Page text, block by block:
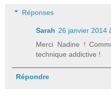
Réponses
Sarah 26 janvier 2014
Merci Nadine !
technique addictive !
Répondre